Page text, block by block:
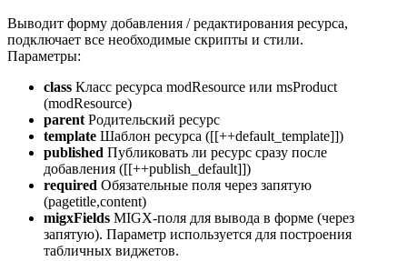
Выводит форму добавления / редактирования ресурса,
подключает все необходимые скрипты и стили.
Параметры:
class Класс ресурса modResource или msProduct
(modResource)
parent Родительский ресурс
template Шаблон ресурса ([[++default_template]])
published Публиковать ли ресурс сразу после
добавления ([[++publish_default]])
required Обязательные поля через запятую
(pagetitle,content)
migxFields MIGX-поля для вывода в форме (через
запятую). Параметр используется для построения
табличных виджетов.